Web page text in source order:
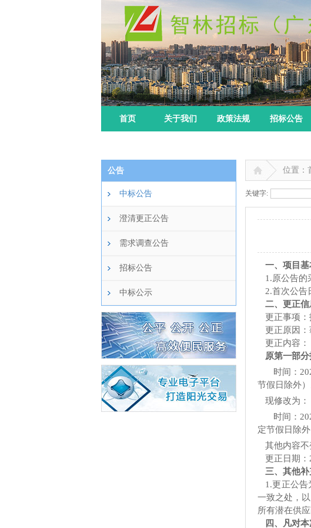
首页 关于我们 政策法规 招标公告
公告
中标公告
澄清更正公告
需求调查公告
招标公告
中标公示
位置：
关键字:
一、项目
1.原公告的
2.首次公告
二、更正信
更正事项：
更正原因：
更正内容：
原第一部
时间：
节假日除外）
现修改为：
时间：
定节假日除外
其他内容不
更正日期：
三、其他
1.更正公告
一致之处，
所有潜在供应
四、凡对